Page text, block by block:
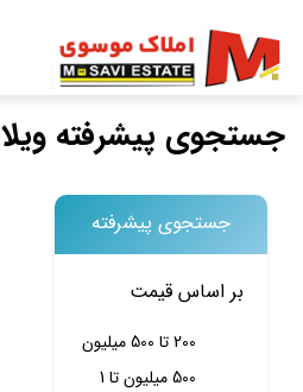
جستجوی پیشرفته ویلا
جستجوی پیشرفته
بر اساس قیمت
200 تا 500 میلیون
500 میلیون تا 1